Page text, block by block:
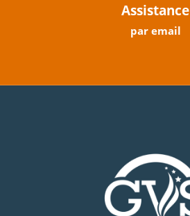
Assistance
par email